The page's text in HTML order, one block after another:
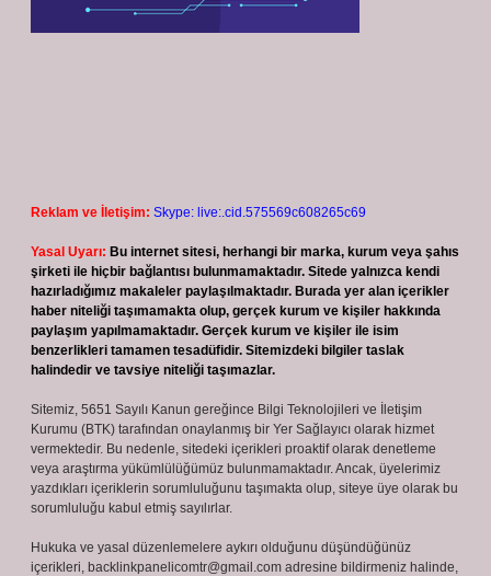
Reklam ve İletişim: Skype: live:.cid.575569c608265c69
Yasal Uyarı: Bu internet sitesi, herhangi bir marka, kurum veya şahıs
şirketi ile hiçbir bağlantısı bulunmamaktadır. Sitede yalnızca kendi
hazırladığımız makaleler paylaşılmaktadır. Burada yer alan içerikler
haber niteliği taşımamakta olup, gerçek kurum ve kişiler hakkında
paylaşım yapılmamaktadır. Gerçek kurum ve kişiler ile isim
benzerlikleri tamamen tesadüfidir. Sitemizdeki bilgiler taslak
halindedir ve tavsiye niteliği taşımazlar.
Sitemiz, 5651 Sayılı Kanun gereğince Bilgi Teknolojileri ve İletişim
Kurumu (BTK) tarafından onaylanmış bir Yer Sağlayıcı olarak hizmet
vermektedir. Bu nedenle, sitedeki içerikleri proaktif olarak denetleme
veya araştırma yükümlülüğümüz bulunmamaktadır. Ancak, üyelerimiz
yazdıkları içeriklerin sorumluluğunu taşımakta olup, siteye üye olarak bu
sorumluluğu kabul etmiş sayılırlar.
Hukuka ve yasal düzenlemelere aykırı olduğunu düşündüğünüz
içerikleri, backlinkpanelicomtr@gmail.com adresine bildirmeniz halinde,